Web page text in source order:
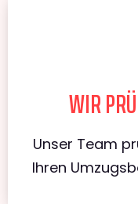
WIR
Unser Team
Ihren